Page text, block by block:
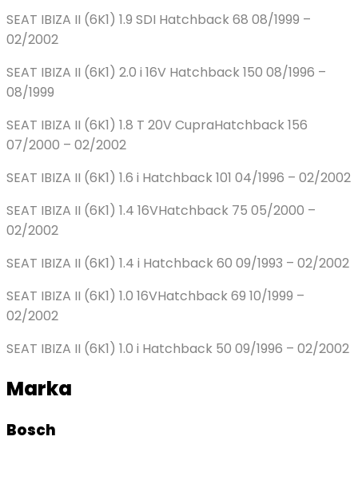
SEAT IBIZA II (6K1) 1.9 SDI Hatchback 68 08/1999 –
02/2002
SEAT IBIZA II (6K1) 2.0 i 16V Hatchback 150 08/1996 –
08/1999
SEAT IBIZA II (6K1) 1.8 T 20V CupraHatchback 156
07/2000 – 02/2002
SEAT IBIZA II (6K1) 1.6 i Hatchback 101 04/1996 – 02/2002
SEAT IBIZA II (6K1) 1.4 16VHatchback 75 05/2000 –
02/2002
SEAT IBIZA II (6K1) 1.4 i Hatchback 60 09/1993 – 02/2002
SEAT IBIZA II (6K1) 1.0 16VHatchback 69 10/1999 –
02/2002
SEAT IBIZA II (6K1) 1.0 i Hatchback 50 09/1996 – 02/2002
Marka
Bosch